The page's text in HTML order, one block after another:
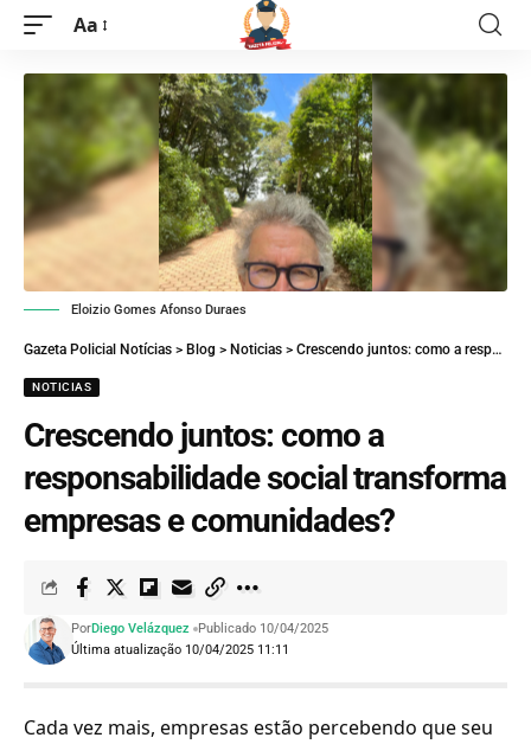
Aa
Eloizio Gomes Afonso Duraes
Gazeta Policial Notícias > Blog > Noticias > Crescendo juntos: como a responsabilidade social transforma empresas e comunidades?
NOTICIAS
Crescendo juntos: como a
responsabilidade social transforma
empresas e comunidades?
Última atualização 10/04/2025 11:11
PorDiego Velázquez Publicado 10/04/2025
Cada vez mais, empresas estão percebendo que seu